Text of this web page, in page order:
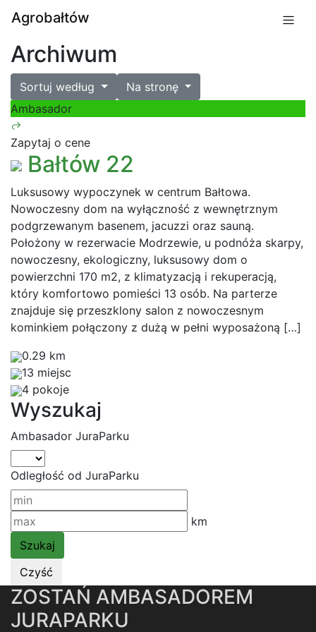
Agrobałtów
Archiwum
Sortuj według
Na stronę
Ambasador
Zapytaj o cene
Bałtów 22
Luksusowy wypoczynek w centrum Bałtowa.
Nowoczesny dom na wyłączność z wewnętrznym
podgrzewanym basenem, jacuzzi oraz sauną.
Położony w rezerwacie Modrzewie, u podnóża skarpy,
nowoczesny, ekologiczny, luksusowy dom o
powierzchni 170 m2, z klimatyzacją i rekuperacją,
który komfortowo pomieści 13 osób. Na parterze
znajduje się przeszklony salon z nowoczesnym
kominkiem połączony z dużą w pełni wyposażoną […]
0.29 km
13 miejsc
4 pokoje
Wyszukaj
Ambasador JuraParku
Odległość od JuraParku
km
ZOSTAŃ AMBASADOREM
JURAPARKU